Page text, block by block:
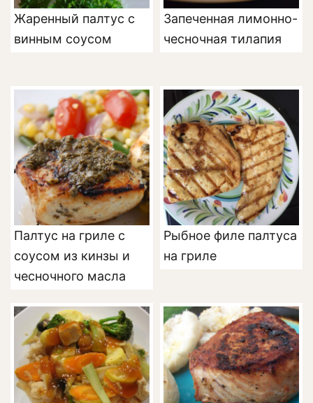
Жаренный палтус с
винным соусом
Запеченная лимонно-
чесночная тилапия
Палтус на гриле с
соусом из кинзы и
чесночного масла
Рыбное филе палтуса
на гриле